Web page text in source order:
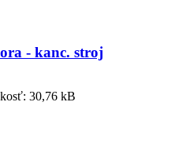
- kanc. stroj
30,76 kB